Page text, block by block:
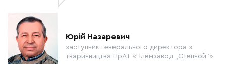
Юрій Назаревич
заступник генерального директора з
тваринництва ПрАТ «Племзавод „Степной”»